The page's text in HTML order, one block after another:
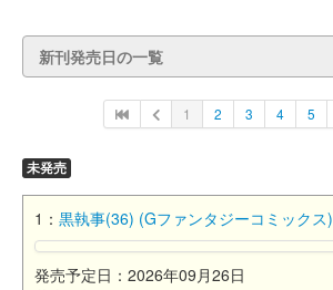
新刊発売日の一覧
1 2 3 4 5
未発売
1： 黒執事(36) (Gファンタジーコミックス)
発売予定日：2026年09月26日